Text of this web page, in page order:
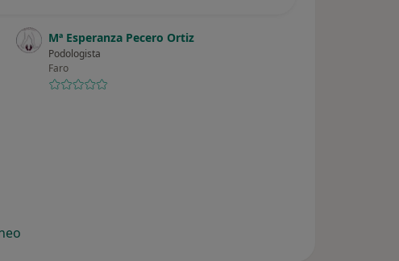
Mª Esperanza Pecero Ortiz
Podologista
Faro